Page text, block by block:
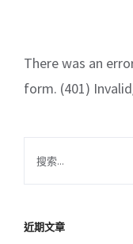
There was an
form. (401)
果：
近期文章